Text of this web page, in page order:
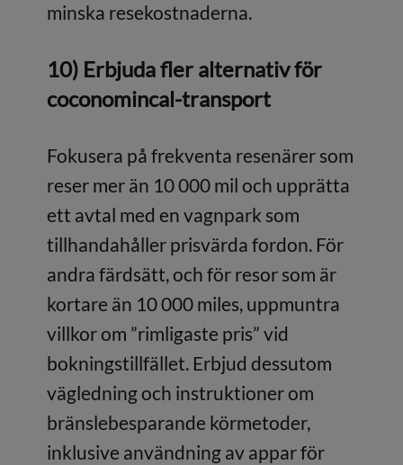
minska resekostnaderna.
10) Erbjuda fler alternativ för
coconomincal-transport
Fokusera på frekventa resenärer som
reser mer än 10 000 mil och upprätta
ett avtal med en vagnpark som
tillhandahåller prisvärda fordon. För
andra färdsätt, och för resor som är
kortare än 10 000 miles, uppmuntra
villkor om ”rimligaste pris” vid
bokningstillfället. Erbjud dessutom
vägledning och instruktioner om
bränslebesparande körmetoder,
inklusive användning av appar för